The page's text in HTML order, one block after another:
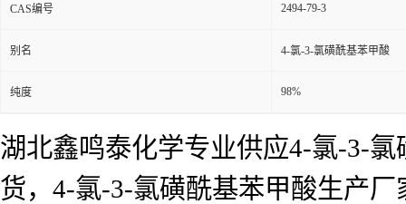
CAS编号 2494-79-3
别名 4-氯-3-氯磺酰基苯甲酸
纯度 98%
湖北鑫鸣泰化学专业供应4-氯-3-
货，4-氯-3-氯磺酰基苯甲酸生产